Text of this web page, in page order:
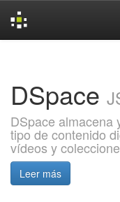
DSpace
DSpace almacena
tipo de contenido
vídeos y
Leer más